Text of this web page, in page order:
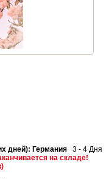
дней): Германия 3 - 4 Дня
на складе!